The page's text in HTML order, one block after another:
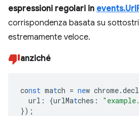
espressioni regolari in
corrispondenza basata su
estremamente veloce.
anziché
const match = new
url : {urlMatches :
});